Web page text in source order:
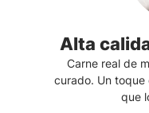
Alta
Carne real de
curado. Un toque
que